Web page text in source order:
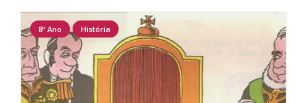
8º Ano História